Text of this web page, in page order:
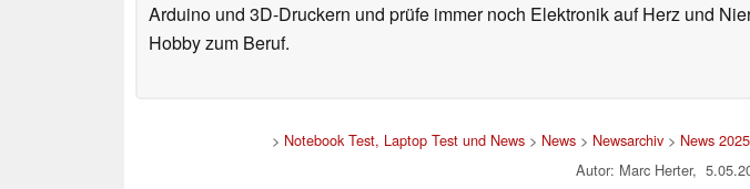
Arduino und 3D-Druckern und prüfe immer noch Elektronik auf Herz und
Hobby zum Beruf.
> Notebook Test, Laptop Test und News > News > Newsarchiv > News
Autor: Marc Herter,